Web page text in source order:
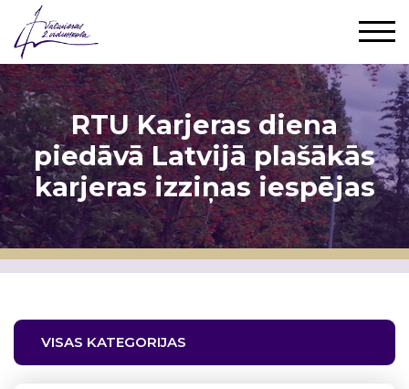
RTU Karjeras diena
piedāvā Latvijā plašākās
karjeras izziņas iespējas
VISAS KATEGORIJAS